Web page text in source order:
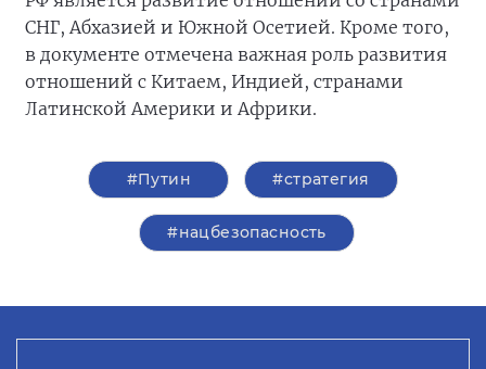
СНГ, Абхазией и Южной Осетией. Кроме того,
в документе отмечена важная роль развития
отношений с Китаем, Индией, странами
Латинской Америки и Африки.
#Путин #стратегия
#нацбезопасность